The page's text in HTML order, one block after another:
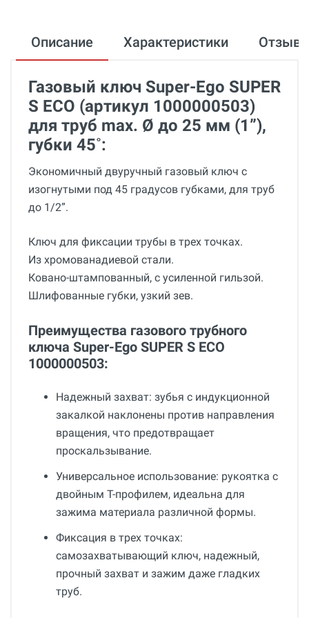
Описание Характеристики
Газовый ключ Super-Ego SUPER
S ECO (артикул 1000000503)
для труб max. Ø до 25 мм (1”),
губки 45˚:
Экономичный двуручный газовый ключ с
изогнутыми под 45 градусов губками, для труб
до 1/2”.
Ключ для фиксации трубы в трех точках.
Из хромованадиевой стали.
Ковано-штампованный, с усиленной гильзой.
Шлифованные губки, узкий зев.
Преимущества газового трубного
ключа Super-Ego SUPER S ECO
1000000503:
Надежный захват: зубья с индукционной
закалкой наклонены против направления
вращения, что предотвращает
проскальзывание.
Универсальное использование: рукоятка с
двойным T-профилем, идеальна для
зажима материала различной формы.
Фиксация в трех точках:
самозахватывающий ключ, надежный,
прочный захват и зажим даже гладких
труб.